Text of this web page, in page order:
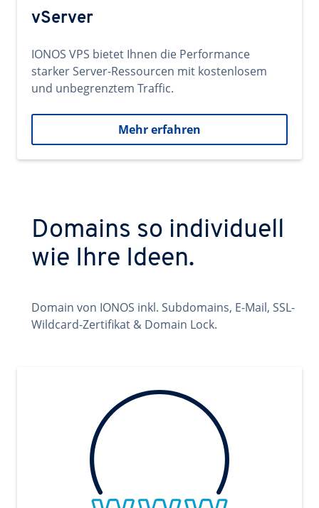
vServer
IONOS VPS bietet Ihnen die Performance
starker Server-Ressourcen mit kostenlosem
und unbegrenztem Traffic.
Mehr erfahren
Domains so individuell
wie Ihre Ideen.
Domain von IONOS inkl. Subdomains, E-Mail, SSL-
Wildcard-Zertifikat & Domain Lock.